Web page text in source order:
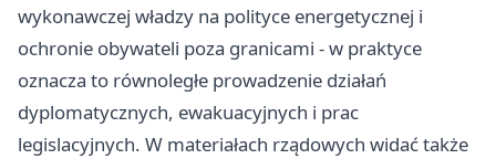
wykonawczej władzy na polityce energetycznej i
ochronie obywateli poza granicami - w praktyce
oznacza to równoległe prowadzenie działań
dyplomatycznych, ewakuacyjnych i prac
legislacyjnych. W materiałach rządowych widać także